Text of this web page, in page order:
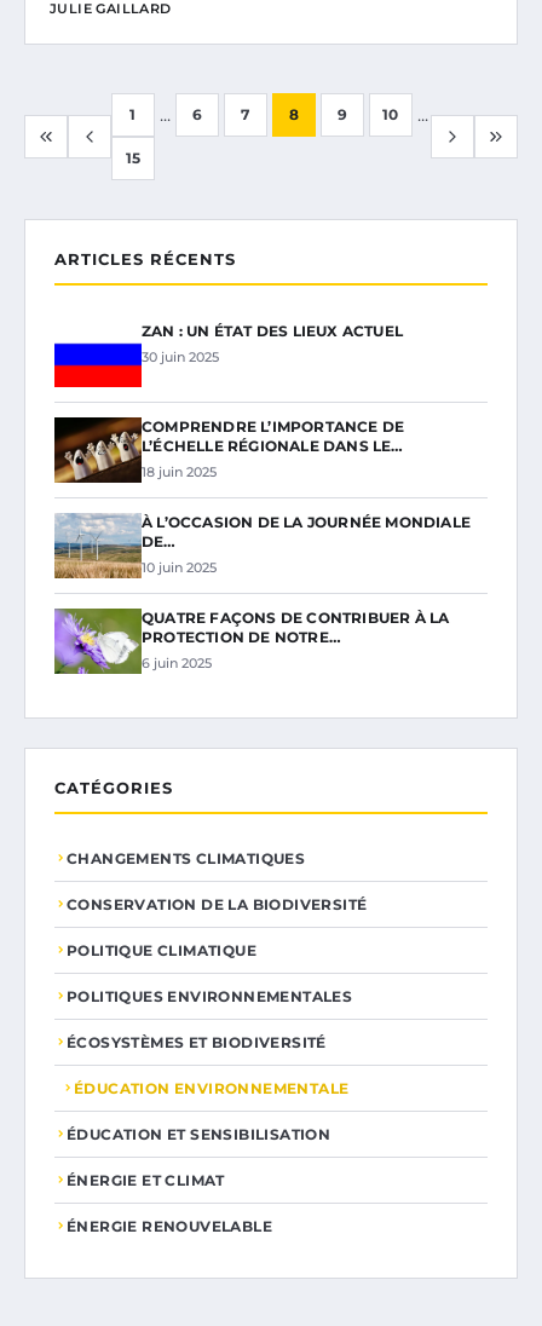
JULIE GAILLARD
1 ... 6 7 8 9 10 ...
15
ARTICLES RÉCENTS
ZAN : UN ÉTAT DES LIEUX ACTUEL
30 juin 2025
COMPRENDRE L’IMPORTANCE DE
L’ÉCHELLE RÉGIONALE DANS LE…
18 juin 2025
À L’OCCASION DE LA JOURNÉE MONDIALE
DE…
10 juin 2025
QUATRE FAÇONS DE CONTRIBUER À LA
PROTECTION DE NOTRE…
6 juin 2025
CATÉGORIES
CHANGEMENTS CLIMATIQUES
CONSERVATION DE LA BIODIVERSITÉ
POLITIQUE CLIMATIQUE
POLITIQUES ENVIRONNEMENTALES
ÉCOSYSTÈMES ET BIODIVERSITÉ
ÉDUCATION ENVIRONNEMENTALE
ÉDUCATION ET SENSIBILISATION
ÉNERGIE ET CLIMAT
ÉNERGIE RENOUVELABLE